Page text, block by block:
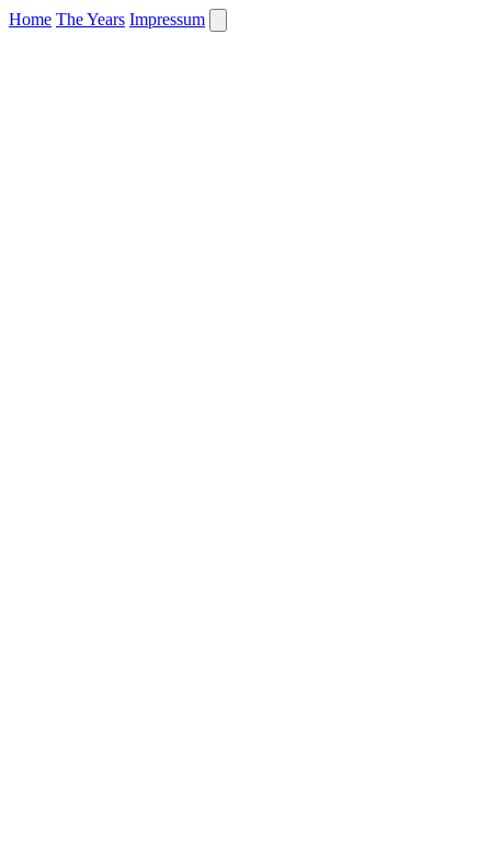
Home The Years Impressum